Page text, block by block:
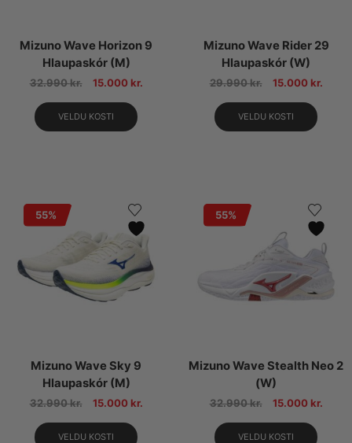
Mizuno Wave Horizon 9
Hlaupaskór (M)
32.990kr. 15.000 kr.
VELDU KOSTI
Mizuno Wave Rider 29
Hlaupaskór (W)
29.990kr. 15.000 kr.
VELDU KOSTI
55%
Mizuno Wave Sky 9
Hlaupaskór (M)
32.990kr. 15.000 kr.
VELDU KOSTI
55%
Mizuno Wave Stealth Neo 2
(W)
32.990kr. 15.000 kr.
VELDU KOSTI